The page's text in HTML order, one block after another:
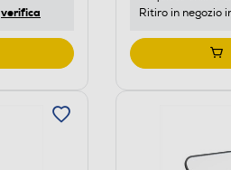
verifica Ritiro in negozio